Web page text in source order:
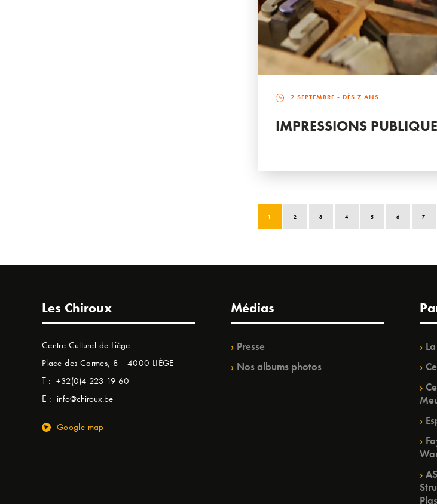
2 SEPTEMBRE - DÈS 7 ANS
IMPRESSIONS
1 2 3 4 5 6 7
Les Chiroux
Centre Culturel de Liège
Place des Carmes, 8 - 4000 LIÈGE
T : +32(0)4 223 19 60
E : info@chiroux.be
Google map
Médias
Presse
Nos albums photos